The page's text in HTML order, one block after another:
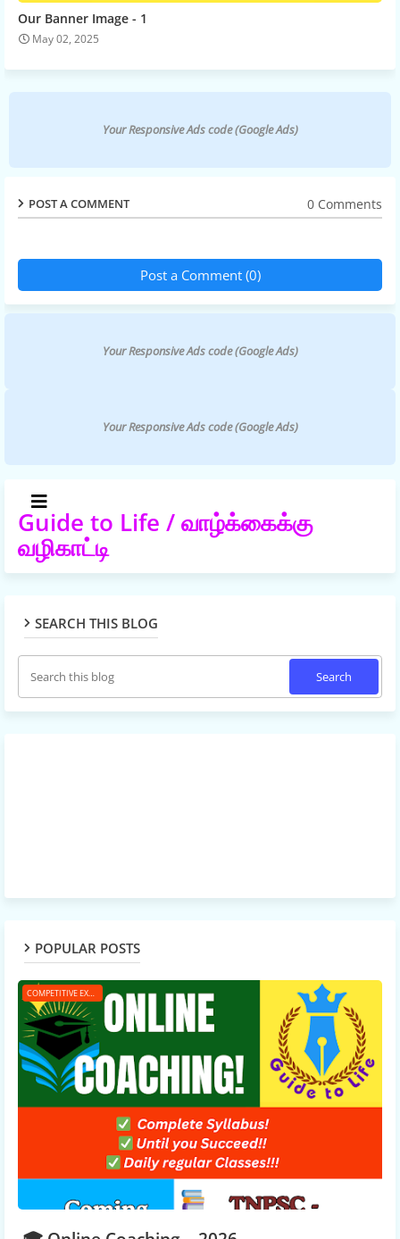
Our Banner Image - 1
May 02, 2025
Your Responsive Ads code (Google Ads)
POST A COMMENT 0 Comments
Post a Comment (0)
Your Responsive Ads code (Google Ads)
Your Responsive Ads code (Google Ads)
Guide to Life / வாழ்க்கைக்கு
வழிகாட்டி
SEARCH THIS BLOG
POPULAR POSTS
COMPETITIVE EXAMS